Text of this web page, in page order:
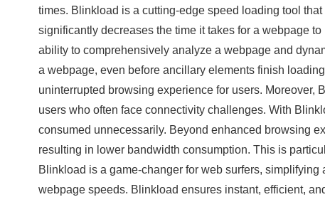
times. Blinkload is a cutting-edge speed loading tool
significantly decreases the time it takes for a webpage
ability to comprehensively analyze a webpage and
a webpage, even before ancillary elements finish
uninterrupted browsing experience for users.
users who often face connectivity challenges. With
consumed unnecessarily. Beyond enhanced browsing
resulting in lower bandwidth consumption. This is
Blinkload is a game-changer for web surfers,
webpage speeds. Blinkload ensures instant, efficient,